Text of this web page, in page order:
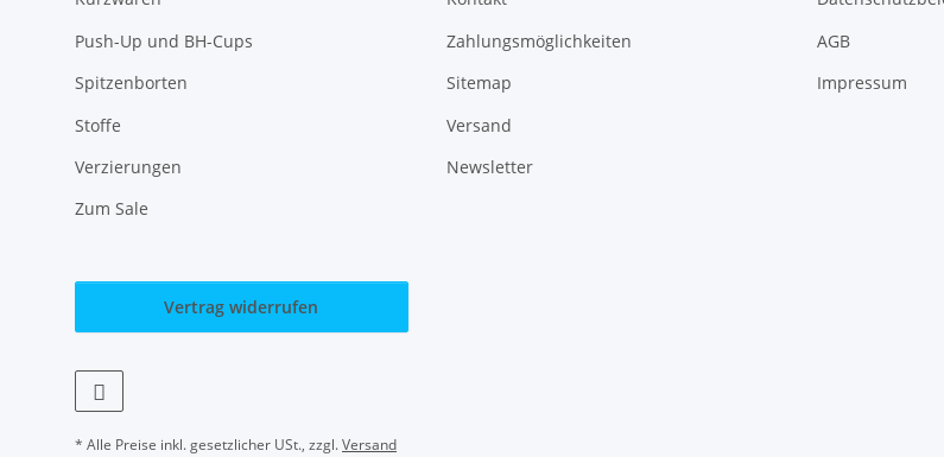
Push-Up und BH-Cups
Spitzenborten
Stoffe
Verzierungen
Zum Sale
Zahlungsmöglichkeiten
Sitemap
Versand
Newsletter
AGB
Impressum
Vertrag widerrufen
* Alle Preise inkl. gesetzlicher USt., zzgl.Versand